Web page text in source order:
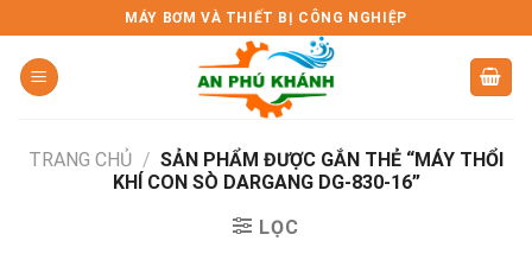
to
content
MÁY BƠM VÀ THIẾT BỊ CÔNG NGHIỆP
TRANG CHỦ / SẢN PHẨM ĐƯỢC GẮN THẺ “MÁY THỔI
KHÍ CON SÒ DARGANG DG-830-16”
LỌC